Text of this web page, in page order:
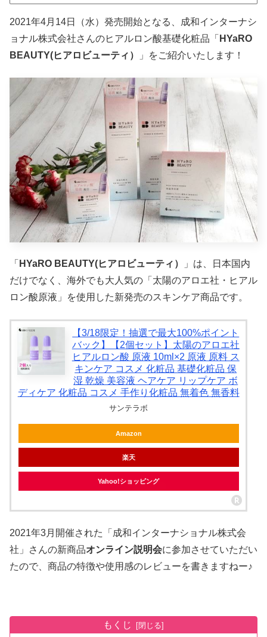
2021年4月14日（水）発売開始となる、成和インターナシ
ョナル株式会社さんのヒアルロン酸基礎化粧品「 HYaRO
BEAUTY(ヒアロビューティ）
」をご紹介いたします！
「 HYaRO BEAUTY(ヒアロビューティ）
」は、日本国内
だけでなく、海外でも大人気の「太陽のアロエ社・ヒアル
ロン酸原液」を使用した新発売のスキンケア商品です。
【3/18限定！抽選で最大100%ポイント
バック】【2個セット】太陽のアロエ社
ヒアルロン酸 原液 10ml×2 原液 原料 ス
キンケア コスメ 化粧品 基礎化粧品 保
湿 乾燥 美容液 ヘアケア リップケア ボ
ディケア 化粧品 コスメ 手作り化粧品 無着色 無香料
サンテラボ
Amazon
楽天
Yahoo!ショッピング
2021年3月開催された「成和インターナショナル株式会
社」さんの新商品オンライン説明会に参加させていただい
たので、商品の特徴や使用感のレビューを書きますねー♪
もくじ